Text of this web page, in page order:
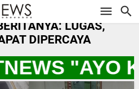
LUGAS,
DIPERCAYA
"AYO